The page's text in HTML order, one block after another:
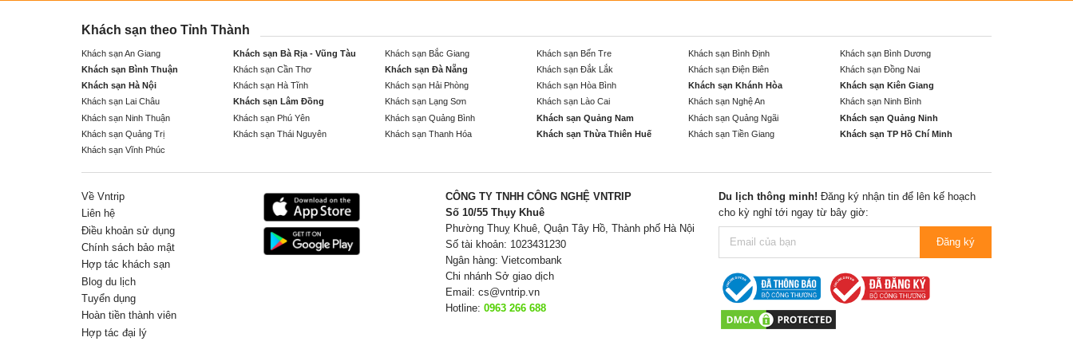
Khách sạn theo Tỉnh Thành
Khách sạn An Giang Khách sạn Bà Rịa - Vũng Tàu Khách sạn Bắc Giang Khách sạn Bến Tre Khách sạn Bình Định
Khách sạn Bình Dương
Khách sạn Bình Thuận
Khách sạn Cần Thơ Khách sạn Đà Nẵng Khách sạn Đắk Lắk Khách sạn Điện Biên
Khách sạn Đồng Nai
Khách sạn Hà Nội
Khách sạn Hà Tĩnh Khách sạn Hải Phòng Khách sạn Hòa Bình Khách sạn Khánh Hòa
Khách sạn Kiên Giang
Khách sạn Lai Châu
Khách sạn Lâm Đồng Khách sạn Lạng Sơn Khách sạn Lào Cai Khách sạn Nghệ An
Khách sạn Ninh Bình
Khách sạn Ninh Thuận
Khách sạn Phú Yên Khách sạn Quảng Bình Khách sạn Quảng Nam Khách sạn Quảng Ngãi
Khách sạn Quảng Ninh
Khách sạn Quảng Trị
Khách sạn Thái Nguyên Khách sạn Thanh Hóa Khách sạn Thừa Thiên Huế Khách sạn Tiền Giang
Khách sạn TP Hồ Chí Minh
Khách sạn Vĩnh Phúc
Về Vntrip
Liên hệ
Điều khoản sử dụng
Chính sách bảo mật
Hợp tác khách sạn
Blog du lịch
Tuyển dụng
Hoàn tiền thành viên
Hợp tác đại lý
CÔNG TY TNHH CÔNG NGHỆ VNTRIP
Số 10/55 Thụy Khuê
Phường Thuỵ Khuê, Quận Tây Hồ, Thành phố Hà Nội
Số tài khoản: 1023431230
Ngân hàng: Vietcombank
Chi nhánh Sở giao dịch
Email: cs@vntrip.vn
Hotline: 0963 266 688
Du lịch thông minh! Đăng ký nhận tin để lên kế hoạch
cho kỳ nghỉ tới ngay từ bây giờ:
Đăng ký